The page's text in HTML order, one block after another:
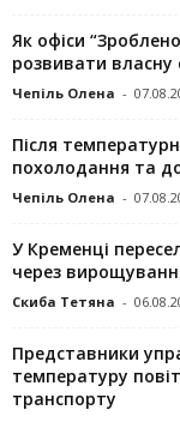
Як офіси
розвивати власну
Чепіль Олена -
Після
похолодання та
Чепіль Олена -
У Кременці
через
Скиба Тетяна -
Представники
температуру
транспорту